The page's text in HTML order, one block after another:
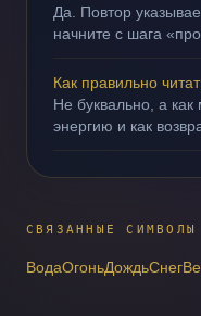
Да. Повтор
начните с шага
Как правильно
Не буквально, а
энергию и как
СВЯЗАННЫЕ СИМВОЛЫ
ВодаОгоньДождьСнег